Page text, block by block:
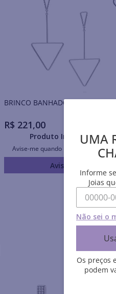
BRINCO BANHADO A RHODIUM
R$ 221,00
Produto Indisponível
Avise-me quando retornar ao
Avise-me
UMA
Informe
Joias
Não sei o
Os preços
podem